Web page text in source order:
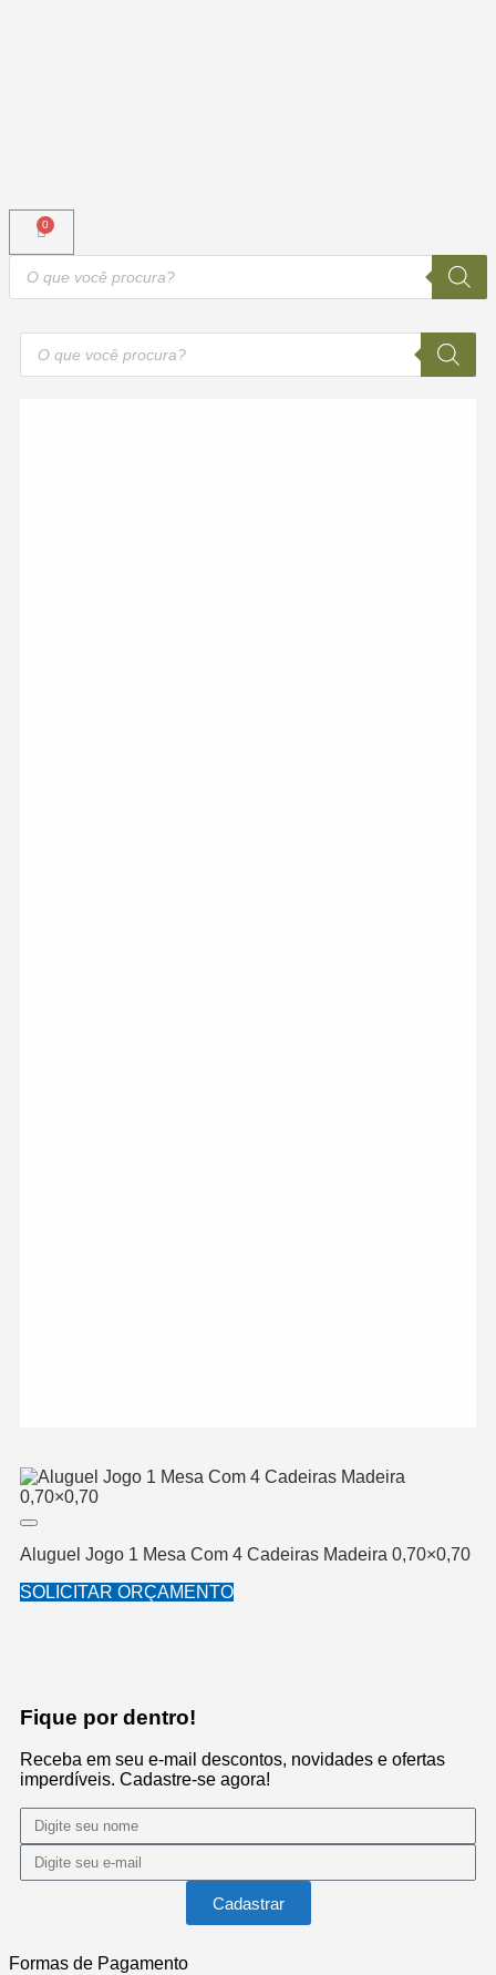
Aluguel Jogo 1 Mesa Com 4 Cadeiras Madeira 0,70×0,70
SOLICITAR ORÇAMENTO
Fique por dentro!
Receba em seu e-mail descontos, novidades e ofertas
imperdíveis. Cadastre-se agora!
Cadastrar
Formas de Pagamento